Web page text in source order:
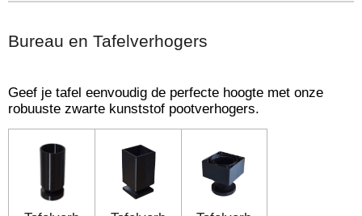
Bureau en Tafelverhogers
Geef je tafel eenvoudig de perfecte hoogte met onze
robuuste zwarte kunststof pootverhogers.